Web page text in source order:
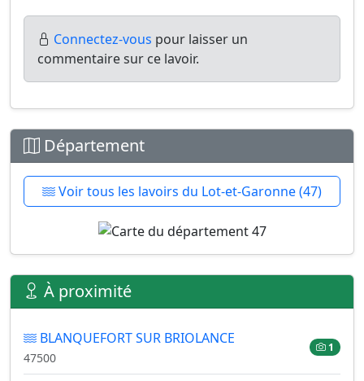
Connectez-vous pour laisser un
commentaire sur ce lavoir.
Département
Voir tous les lavoirs du Lot-et-Garonne (47)
À proximité
BLANQUEFORT SUR BRIOLANCE
47500
1